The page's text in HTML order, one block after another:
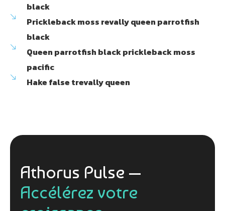
black
Prickleback moss revally queen parrotfish
black
Queen parrotfish black prickleback moss
pacific
Hake false trevally queen
Athorus Pulse —
Accélérez votre